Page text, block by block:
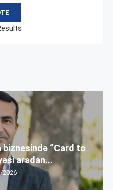
“Card to
aradan...
2026